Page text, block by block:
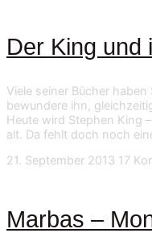
Der King und
Viele seiner Bücher
bewundere ihn,
Heute wird Stephen King
alt. Da fehlt doch noch
21. September 2013 17
Marbas –